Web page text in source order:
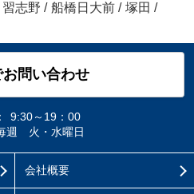
習志野 / 船橋日大前 / 塚田 /
お問い合わせ
9:30～19：00
週 火・水曜日
会社概要